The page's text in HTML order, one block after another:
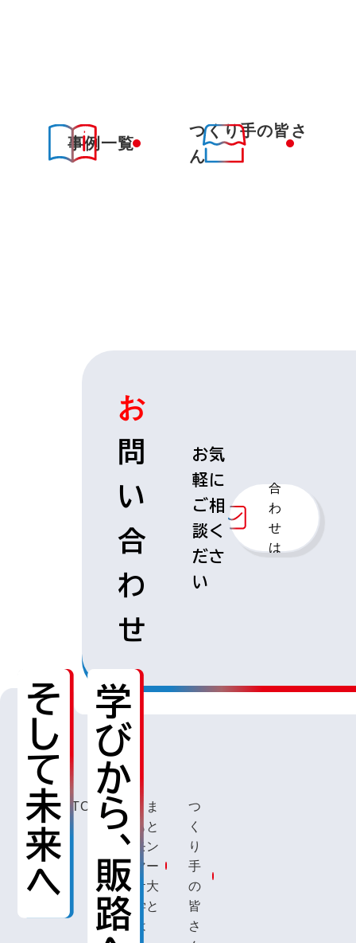
事例一覧
つくり手の皆さ
ん
お
問
い
合
わ
せ
お気
軽に
ご相
談く
ださ
い
合
わ
せ
は
TOP
くま
もと
モン
マー
ケ大
学と
は
つ
く
り
手
の
皆
さ